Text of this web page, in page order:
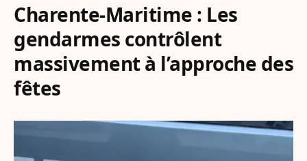
Charente-Maritime : Les
gendarmes contrôlent
massivement à l’approche des
fêtes